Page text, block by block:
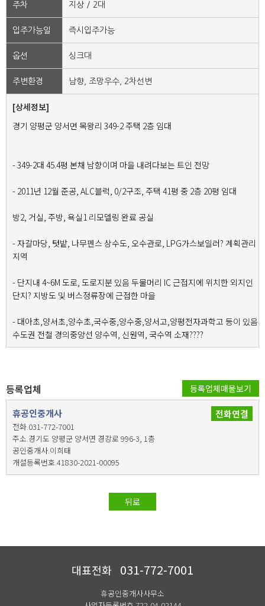
주차 지상 / 2대
입주가능일 즉시입주가능
옵션 싱크대
주변환경 남향, 조망우수, 2차선변
[상세정보]
경기 양평군 양서면 목왕리 349-2 주택 2층 임대
- 349-2대 45.4평 본채 남향이며 마을 내려다보는 트인 전망
- 2011년 12월 준공, ALC블럭, 0/2구조, 주택 41평 중 2층 20평 임대
방2, 거실, 주방, 욕실1 리모델링 완료 공실
- 자갈마당, 텃밭, 나무펜스 상수도, 오수관로, LPG가스보일러? 계획관리
지역
- 단지내 4~6M 도로, 도로지분 있음 두물머리 IC 근접지에 위치한 외지인
단지? 지방도 및 버스정류장에 근접한 마을
- 대아초,양서초,양수초,국수중,양수중,양서고,양평전자과학고 등이 있음
수도권 전철 경의중앙선 양수역, 신원역, 국수역 소재????
등록업체 등록업체매물보기
휴공인중개사 전화연결
전화.031-772-7001
주소.경기도 양평군 양서면 경강로 996-3, 1층
공인중개사.이희태
개설등록번호.41830-2021-00095
뒤로
대표전화 031-772-7001
휴공인중개사사무소